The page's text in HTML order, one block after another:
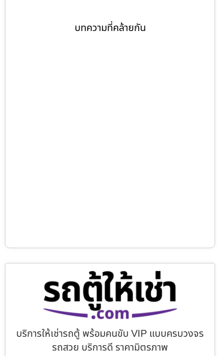
บทความที่คล้ายกัน
บริการให้เช่ารถตู้ พร้อมคนขับ VIP แบบครบวงจร
รถสวย บริการดี ราคามิตรภาพ